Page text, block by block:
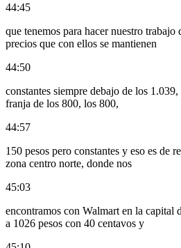
44:45
que tenemos para hacer nuestro
precios que con ellos se mantienen
44:50
constantes siempre debajo de los 1.039,
franja de los 800, los 800,
44:57
150 pesos pero constantes y eso es de
zona centro norte, donde nos
45:03
encontramos con Walmart en la capital
a 1026 pesos con 40 centavos y